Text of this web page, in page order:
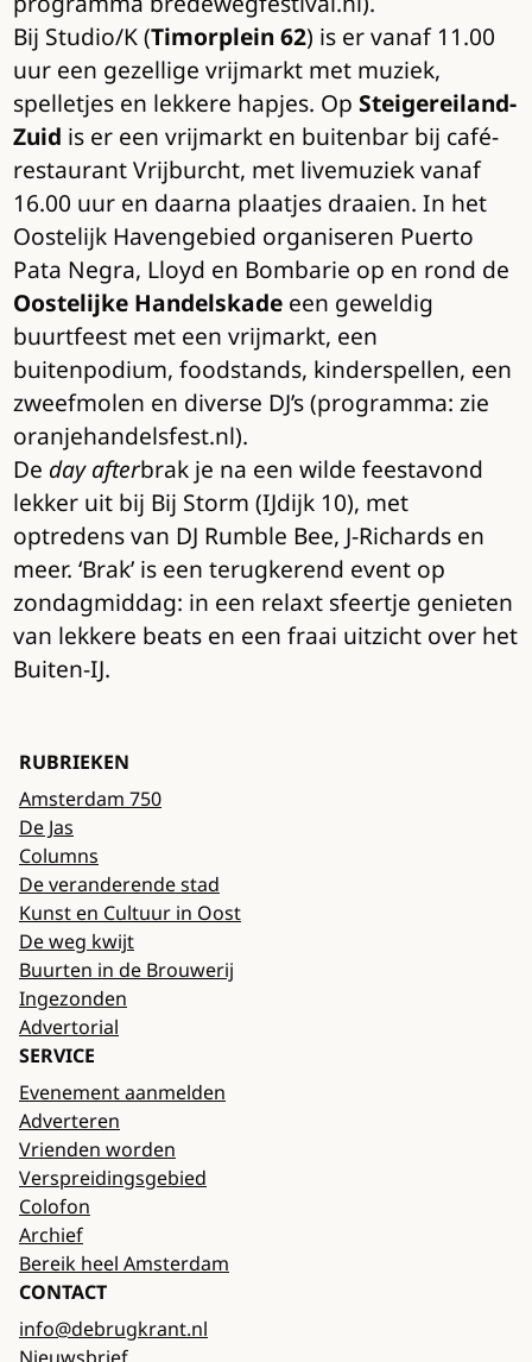
Bij Studio/K (Timorplein 62) is er vanaf 11.00
uur een gezellige vrijmarkt met muziek,
spelletjes en lekkere hapjes. Op Steigereiland-
Zuid is er een vrijmarkt en buitenbar bij café-
restaurant Vrijburcht, met livemuziek vanaf
16.00 uur en daarna plaatjes draaien. In het
Oostelijk Havengebied organiseren Puerto
Pata Negra, Lloyd en Bombarie op en rond de
Oostelijke Handelskade een geweldig
buurtfeest met een vrijmarkt, een
buitenpodium, foodstands, kinderspellen, een
zweefmolen en diverse DJ’s (programma: zie
oranjehandelsfest.nl).
De day afterbrak je na een wilde feestavond
lekker uit bij Bij Storm (IJdijk 10), met
optredens van DJ Rumble Bee, J-Richards en
meer. ‘Brak’ is een terugkerend event op
zondagmiddag: in een relaxt sfeertje genieten
van lekkere beats en een fraai uitzicht over het
Buiten-IJ.
RUBRIEKEN
Amsterdam 750
De Jas
Columns
De veranderende stad
Kunst en Cultuur in Oost
De weg kwijt
Buurten in de Brouwerij
Ingezonden
Advertorial
SERVICE
Evenement aanmelden
Adverteren
Vrienden worden
Verspreidingsgebied
Colofon
Archief
Bereik heel Amsterdam
CONTACT
info@debrugkrant.nl